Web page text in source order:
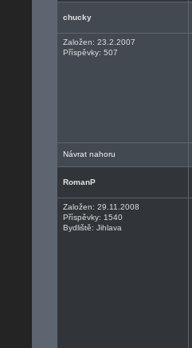
chucky
Založen: 23.2.2007
Příspěvky: 507
Návrat nahoru
RomanP
Založen: 29.11.2008
Příspěvky: 1540
Bydliště: Jihlava